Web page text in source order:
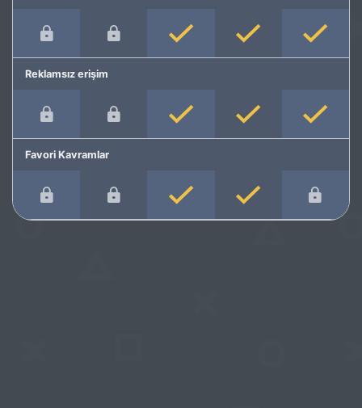
Reklamsız erişim
Favori Kavramlar